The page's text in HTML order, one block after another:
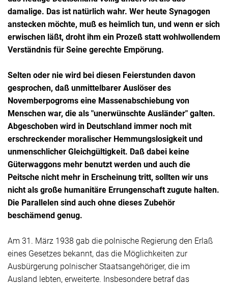
damalige. Das ist natürlich wahr. Wer heute Synagogen
anstecken möchte, muß es heimlich tun, und wenn er sich
erwischen läßt, droht ihm ein Prozeß statt wohlwollendem
Verständnis fürSeinegerechte Empörung.
Selten oder nie wird bei diesen Feierstunden davon
gesprochen, daß unmittelbarer Auslöser des
Novemberpogroms eine Massenabschiebung von
Menschen war, die als "unerwünschte Ausländer" galten.
Abgeschoben wird in Deutschland immer noch mit
erschreckender moralischer Hemmungslosigkeit und
unmenschlicher Gleichgültigkeit. Daß dabei keine
Güterwaggons mehr benutzt werden und auch die
Peitsche nicht mehr in Erscheinung tritt, sollten wir uns
nicht als große humanitäre Errungenschaft zugute halten.
Die Parallelen sind auch ohne dieses Zubehör
beschämend genug.
Am 31. März 1938 gab die polnische Regierung den Erlaß
eines Gesetzes bekannt, das die Möglichkeiten zur
Ausbürgerung polnischer Staatsangehöriger, die im
Ausland lebten, erweiterte. Insbesondere betraf das